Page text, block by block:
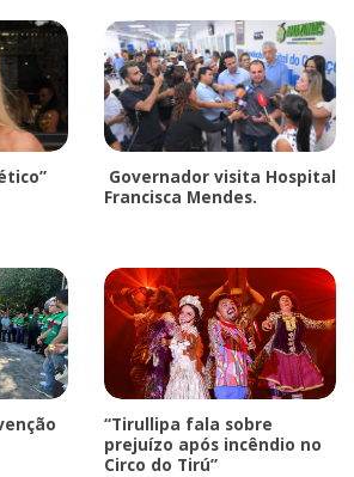
Governador visita Hospital
Francisca Mendes.
“Tirullipa fala sobre
prejuízo após incêndio no
Circo do Tirú”